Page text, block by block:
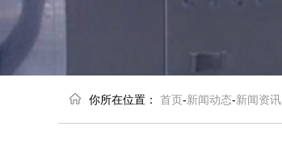
你所在位置： 首页-新闻动态-新闻资讯